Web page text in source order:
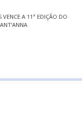
VENCE A 11ª EDIÇÃO DO